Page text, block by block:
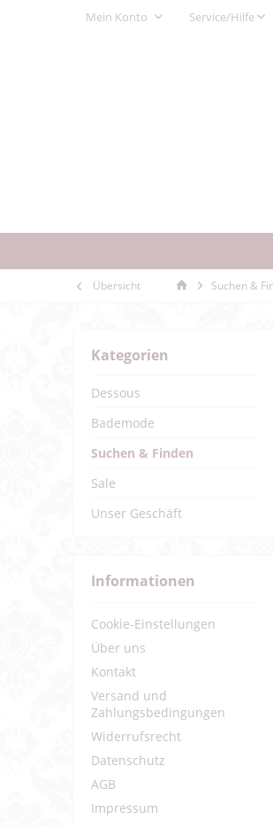
Mein Konto Service/Hilfe
Übersicht Suchen &
Kategorien
Dessous
Bademode
Suchen & Finden
Sale
Unser Geschäft
Informationen
Cookie-Einstellungen
Über uns
Kontakt
Versand und
Zahlungsbedingungen
Widerrufsrecht
Datenschutz
AGB
Impressum